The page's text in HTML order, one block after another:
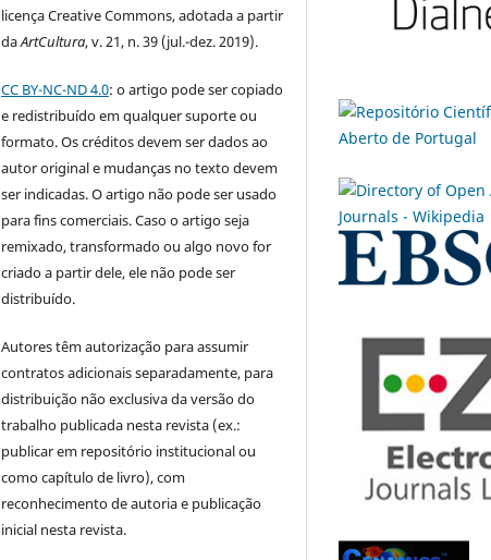
licença Creative Commons, adotada a partir
daArtCultura, v. 21, n. 39 (jul.-dez. 2019).
CC BY-NC-ND 4.0: o artigo pode ser copiado
e redistribuído em qualquer suporte ou
formato. Os créditos devem ser dados ao
autor original e mudanças no texto devem
ser indicadas. O artigo não pode ser usado
para fins comerciais. Caso o artigo seja
remixado, transformado ou algo novo for
criado a partir dele, ele não pode ser
distribuído.
Autores têm autorização para assumir
contratos adicionais separadamente, para
distribuição não exclusiva da versão do
trabalho publicada nesta revista (ex.:
publicar em repositório institucional ou
como capítulo de livro), com
reconhecimento de autoria e publicação
inicial nesta revista.